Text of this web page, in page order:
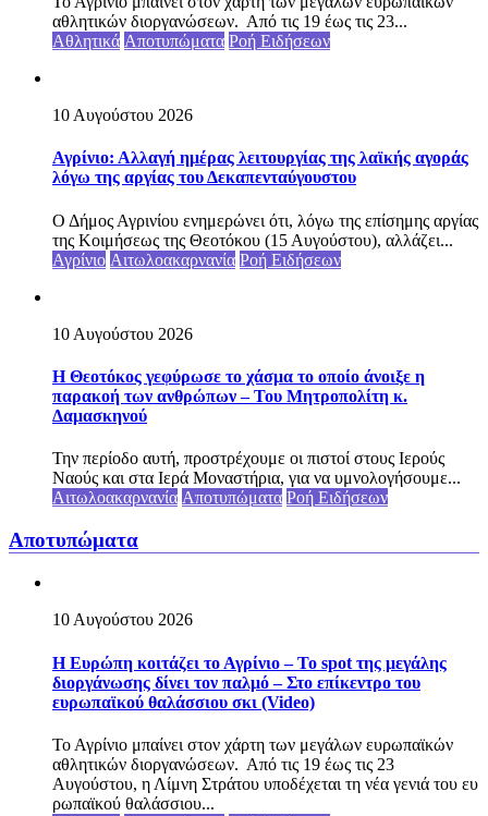
αθλητικών διοργανώσεων. Από τις 19 έως τις 23...
Αθλητικά Αποτυπώματα Ροή Ειδήσεων
10 Αυγούστου 2026
Αγρίνιο: Αλλαγή ημέρας λειτουργίας της λαϊκής αγοράς
λόγω της αργίας του Δεκαπενταύγουστου
Ο Δήμος Αγρινίου ενημερώνει ότι, λόγω της επίσημης αργίας
της Κοιμήσεως της Θεοτόκου (15 Αυγούστου), αλλάζει...
Αγρίνιο Αιτωλοακαρνανία Ροή Ειδήσεων
10 Αυγούστου 2026
Η Θεοτόκος γεφύρωσε το χάσμα το οποίο άνοιξε η
παρακοή των ανθρώπων – Του Μητροπολίτη κ.
Δαμασκηνού
Την περίοδο αυτή, προστρέχουμε οι πιστοί στους Ιερούς
Ναούς και στα Ιερά Μοναστήρια, για να υμνολογήσουμε...
Αιτωλοακαρνανία Αποτυπώματα Ροή Ειδήσεων
Αποτυπώματα
10 Αυγούστου 2026
Η Ευρώπη κοιτάζει το Αγρίνιο – Το spot της μεγάλης
διοργάνωσης δίνει τον παλμό – Στο επίκεντρο του
ευρωπαϊκού θαλάσσιου σκι (Video)
Το Αγρίνιο μπαίνει στον χάρτη των μεγάλων ευρωπαϊκών
αθλητικών διοργανώσεων. Από τις 19 έως τις 23
Αυγούστου, η Λίμνη Στράτου υποδέχεται τη νέα γενιά του ευ
ρωπαϊκού θαλάσσιου...